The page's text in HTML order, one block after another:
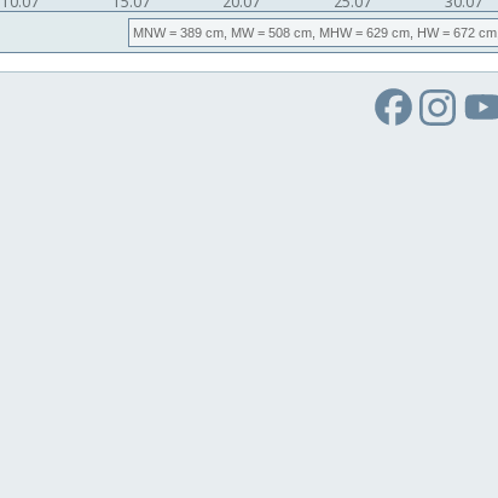
MNW= 389 cm, MW= 508 cm, MHW= 629 cm, HW= 672 cm,